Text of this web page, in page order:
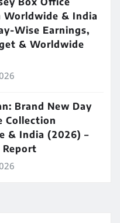
Worldwide & India
Wise Earnings,
& Worldwide
Brand New Day
Collection
& India (2026) –
Report